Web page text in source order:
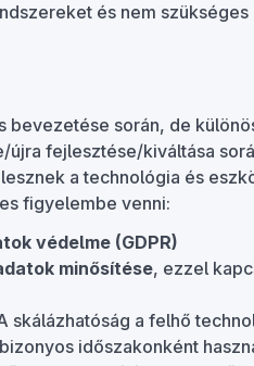
és nem
bevezetése során, de
fejlesztése/kiváltása
a technológia és
figyelembe venni:
védelme (GDPR)
minősítése, ezzel
skálázhatóság a felhő
időszakonként